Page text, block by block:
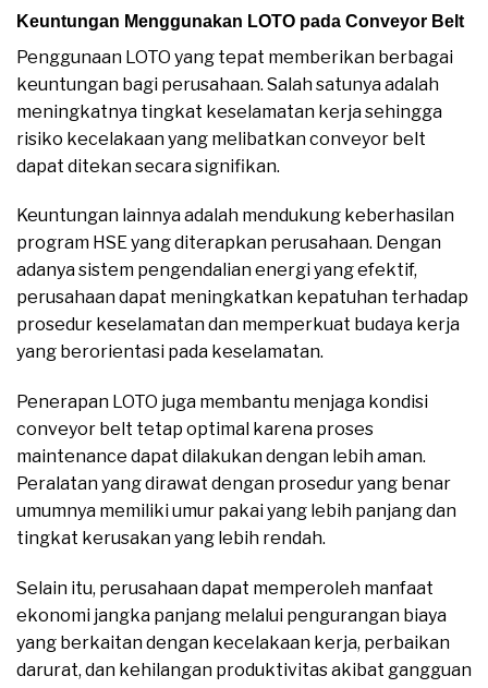
Keuntungan Menggunakan LOTO pada Conveyor Belt
Penggunaan LOTO yang tepat memberikan berbagai
keuntungan bagi perusahaan. Salah satunya adalah
meningkatnya tingkat keselamatan kerja sehingga
risiko kecelakaan yang melibatkan conveyor belt
dapat ditekan secara signifikan.
Keuntungan lainnya adalah mendukung keberhasilan
program HSE yang diterapkan perusahaan. Dengan
adanya sistem pengendalian energi yang efektif,
perusahaan dapat meningkatkan kepatuhan terhadap
prosedur keselamatan dan memperkuat budaya kerja
yang berorientasi pada keselamatan.
Penerapan LOTO juga membantu menjaga kondisi
conveyor belt tetap optimal karena proses
maintenance dapat dilakukan dengan lebih aman.
Peralatan yang dirawat dengan prosedur yang benar
umumnya memiliki umur pakai yang lebih panjang dan
tingkat kerusakan yang lebih rendah.
Selain itu, perusahaan dapat memperoleh manfaat
ekonomi jangka panjang melalui pengurangan biaya
yang berkaitan dengan kecelakaan kerja, perbaikan
darurat, dan kehilangan produktivitas akibat gangguan